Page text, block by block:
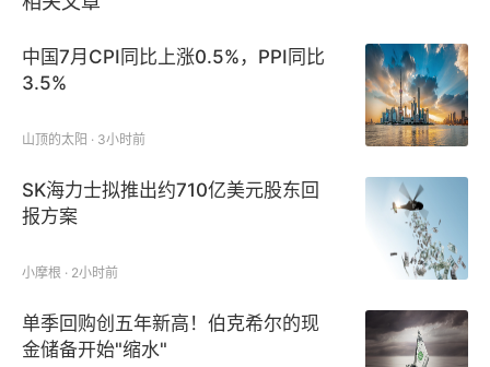
中国7月CPI同比上涨0.5%，PPI同比
3.5%
山顶的太阳 · 3小时前
SK海力士拟推出约710亿美元股东回
报方案
小摩根 · 2小时前
单季回购创五年新高！伯克希尔的现
金储备开始"缩水"